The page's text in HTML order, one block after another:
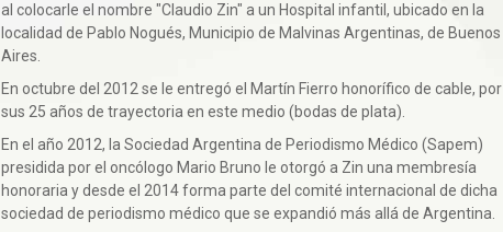
al colocarle el nombre "Claudio Zin" a un Hospital infantil, ubicado en la
localidad de Pablo Nogués, Municipio de Malvinas Argentinas, de Buenos
Aires.
En octubre del 2012 se le entregó el Martín Fierro honorífico de cable, por
sus 25 años de trayectoria en este medio (bodas de plata).
En el año 2012, la Sociedad Argentina de Periodismo Médico (Sapem)
presidida por el oncólogo Mario Bruno le otorgó a Zin una membresía
honoraria y desde el 2014 forma parte del comité internacional de dicha
sociedad de periodismo médico que se expandió más allá de Argentina.